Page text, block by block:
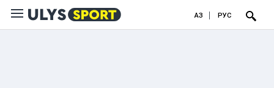
ҚАЗ РУС